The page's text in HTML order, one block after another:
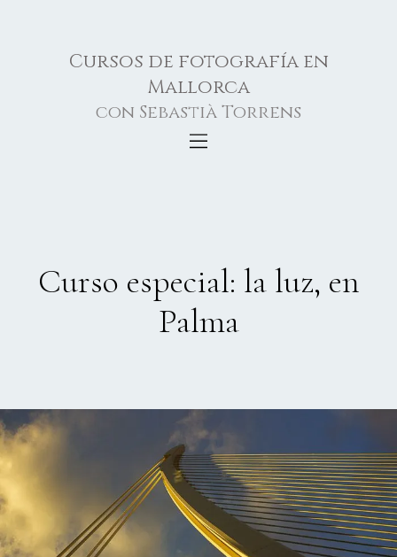
Cursos de fotografía en
Mallorca
con Sebastià Torrens
Curso especial: la luz, en
Palma